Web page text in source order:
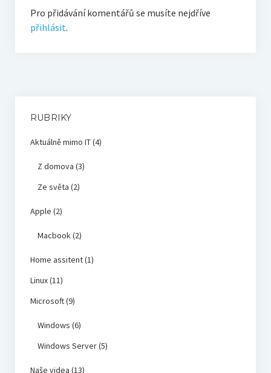
Pro přidávání komentářů se musíte nejdříve
přihlásit.
RUBRIKY
Aktuálně mimo IT(4)
Z domova (3)
Ze světa (2)
Apple (2)
Macbook(2)
Home assitent(1)
Linux(11)
Microsoft(9)
Windows (6)
Windows Server(5)
Naše videa (13)